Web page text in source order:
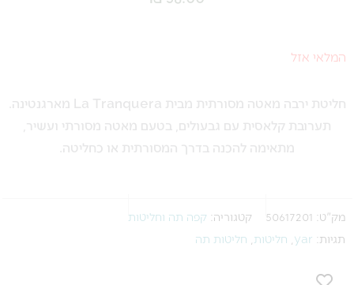
המלאי אזל
חליטת ירבה מאטה מסורתית מבית La Tranquera מארגנטינה.
תערובת קלאסית עם גבעולים, בטעם מאטה מסורתי ועשיר,
מתאימה להכנה בדרך המסורתית או כחליטה.
מק"ט: 50617201 קטגוריה: קפה תה וחליטות
תגיות: yar חליטות חליטות תה